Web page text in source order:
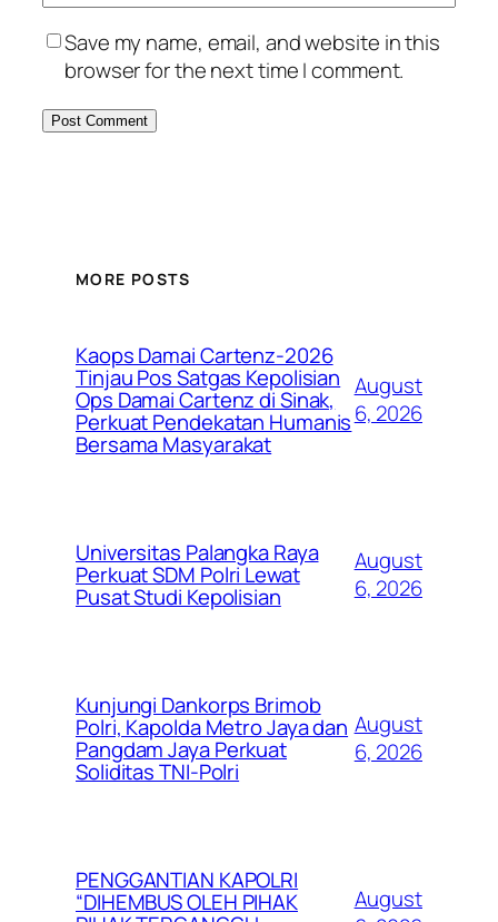
Save my name, email, and website in this
browser for the next time I comment.
MORE POSTS
Kaops Damai Cartenz-2026
Tinjau Pos Satgas Kepolisian
Ops Damai Cartenz di Sinak,
Perkuat Pendekatan Humanis
Bersama Masyarakat
August
6, 2026
Universitas Palangka Raya
Perkuat SDM Polri Lewat
Pusat Studi Kepolisian
August
6, 2026
Kunjungi Dankorps Brimob
Polri, Kapolda Metro Jaya dan
Pangdam Jaya Perkuat
Soliditas TNI-Polri
August
6, 2026
PENGGANTIAN KAPOLRI
“DIHEMBUS OLEH PIHAK
August